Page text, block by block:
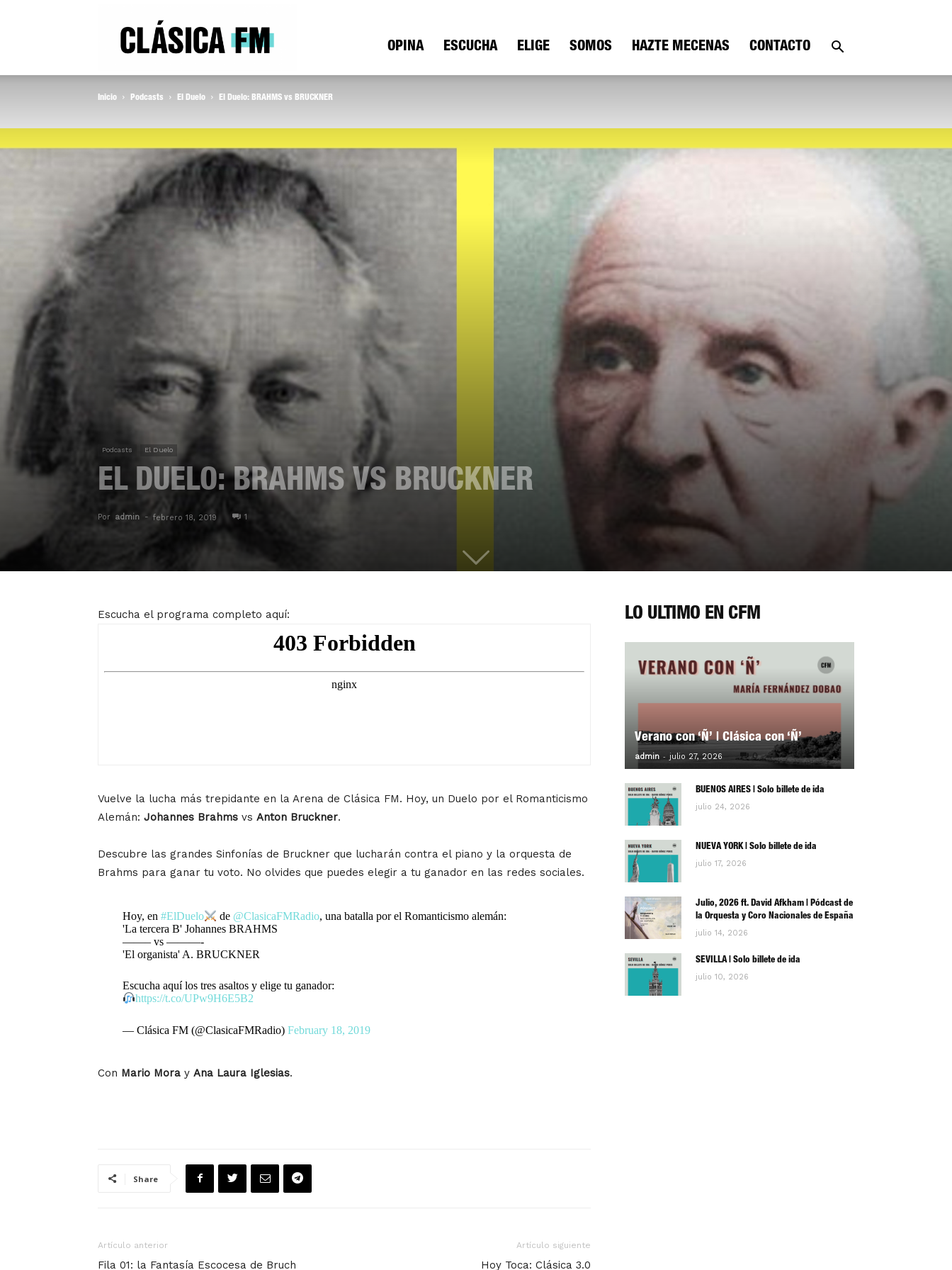
Radio
OPINA ESCUCHA ELIGE SOMOS HAZTE MECENAS CONTACTO
Inicio Podcasts El Duelo El Duelo: BRAHMS vs BRUCKNER
Podcasts El Duelo
EL DUELO: BRAHMS VS BRUCKNER
Por admin - febrero 18, 2019 1
Escucha el programa completo aquí:
Vuelve la lucha más trepidante en la Arena de Clásica FM. Hoy, un Duelo por el Romanticismo
Alemán: Johannes Brahms vs Anton Bruckner.
Descubre las grandes Sinfonías de Bruckner que lucharán contra el piano y la orquesta de
Brahms para ganar tu voto. No olvides que puedes elegir a tu ganador en las redes sociales.
Hoy, en #ElDuelo de @ClasicaFMRadio, una batalla por el Romanticismo alemán:
'La tercera B' Johannes BRAHMS
——– vs ———-
'El organista' A. BRUCKNER
Escucha aquí los tres asaltos y elige tu ganador:
https://t.co/UPw9H6E5B2
— Clásica FM (@ClasicaFMRadio) February 18, 2019
Con Mario Mora y Ana Laura Iglesias.
Share
Artículo anterior
Fila 01: la Fantasía Escocesa de Bruch
Artículo siguiente
Hoy Toca: Clásica 3.0
LO ÚLTIMO EN CFM
Verano con ‘Ñ’ | Clásica con ‘Ñ’
admin - julio 27, 2026 0
BUENOS AIRES | Solo billete de ida
julio 24, 2026
NUEVA YORK | Solo billete de ida
julio 17, 2026
Julio, 2026 ft. David Afkham | Pódcast de
la Orquesta y Coro Nacionales de España
julio 14, 2026
SEVILLA | Solo billete de ida
julio 10, 2026